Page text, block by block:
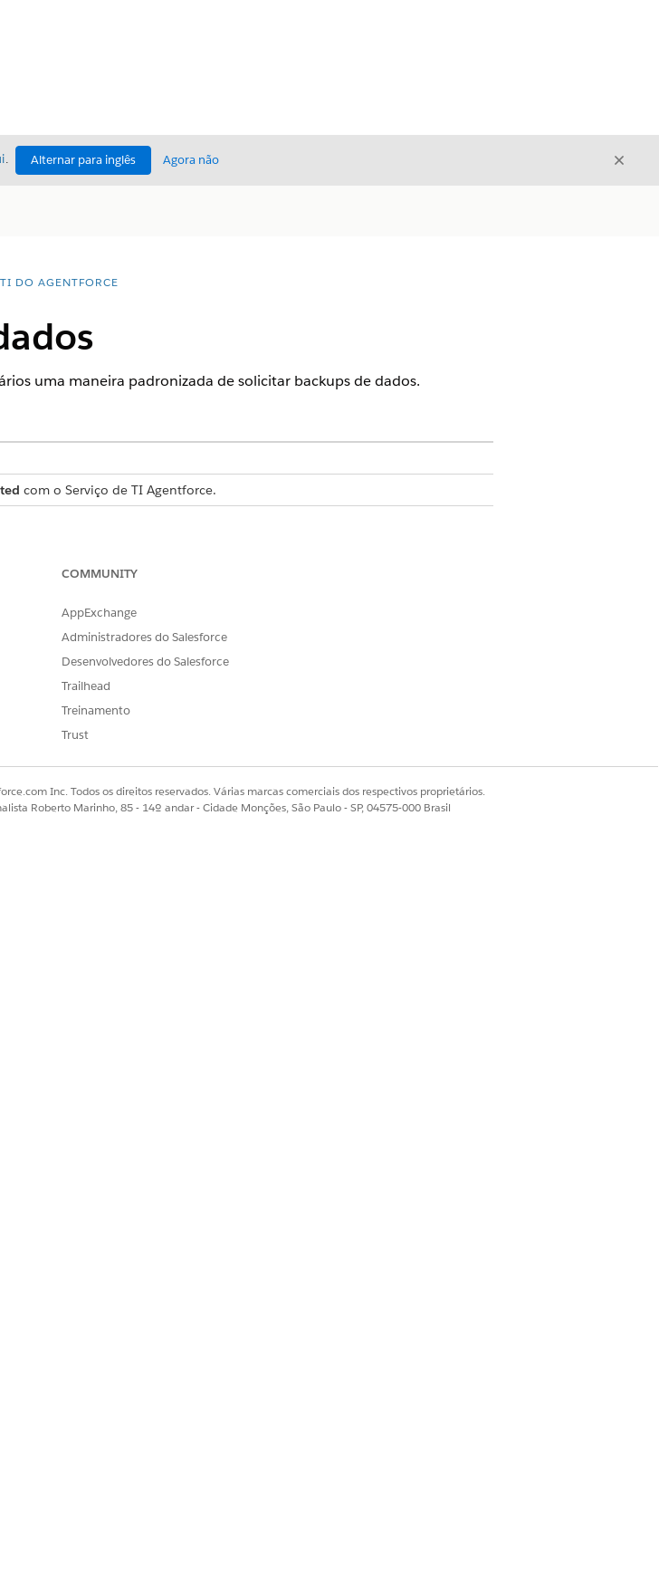
. Alternar para inglês Agora não Fechar
DO AGENTFORCE
uma maneira padronizada de solicitar backups de dados.
com o Serviço de TI Agentforce.
detalhes do funcionário:
detalhada dos arquivos, diretórios ou pastas específicos que exigem
aprovações do gerente ou processamento automatizado.
COMMUNITY
AppExchange
Administradores do Salesforce
Desenvolvedores do Salesforce
Trailhead
Treinamento
Trust
Inc. Todos os direitos reservados. Várias marcas comerciais dos respectivos proprietários.
Roberto Marinho, 85 - 14º andar - Cidade Monções, São Paulo - SP, 04575-000 Brasil